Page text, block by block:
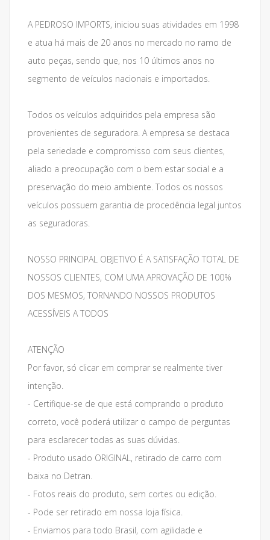
A PEDROSO IMPORTS, iniciou suas atividades em 1998
e atua há mais de 20 anos no mercado no ramo de
auto peças, sendo que, nos 10 últimos anos no
segmento de veículos nacionais e importados.
Todos os veículos adquiridos pela empresa são
provenientes de seguradora. A empresa se destaca
pela seriedade e compromisso com seus clientes,
aliado a preocupação com o bem estar social e a
preservação do meio ambiente. Todos os nossos
veículos possuem garantia de procedência legal juntos
as seguradoras.
NOSSO PRINCIPAL OBJETIVO É A SATISFAÇÃO TOTAL DE
NOSSOS CLIENTES, COM UMA APROVAÇÃO DE 100%
DOS MESMOS, TORNANDO NOSSOS PRODUTOS
ACESSÍVEIS A TODOS
ATENÇÃO
Por favor, só clicar em comprar se realmente tiver
intenção.
- Certifique-se de que está comprando o produto
correto, você poderá utilizar o campo de perguntas
para esclarecer todas as suas dúvidas.
- Produto usado ORIGINAL, retirado de carro com
baixa no Detran.
- Fotos reais do produto, sem cortes ou edição.
- Pode ser retirado em nossa loja física.
- Enviamos para todo Brasil, com agilidade e